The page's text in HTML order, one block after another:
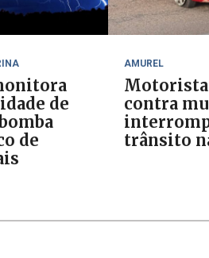
de
de
AMUREL
contra
trânsito